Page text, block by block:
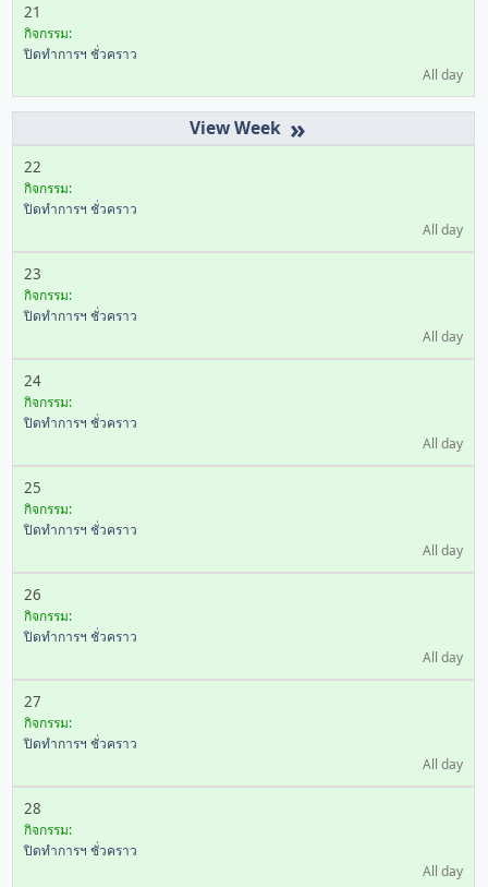
21
กิจกรรม:
ปิดทำการฯ ชั่วคราว
All day
»
22
กิจกรรม:
ปิดทำการฯ ชั่วคราว
All day
23
กิจกรรม:
ปิดทำการฯ ชั่วคราว
All day
24
กิจกรรม:
ปิดทำการฯ ชั่วคราว
All day
25
กิจกรรม:
ปิดทำการฯ ชั่วคราว
All day
26
กิจกรรม:
ปิดทำการฯ ชั่วคราว
All day
27
กิจกรรม:
ปิดทำการฯ ชั่วคราว
All day
28
กิจกรรม:
ปิดทำการฯ ชั่วคราว
All day